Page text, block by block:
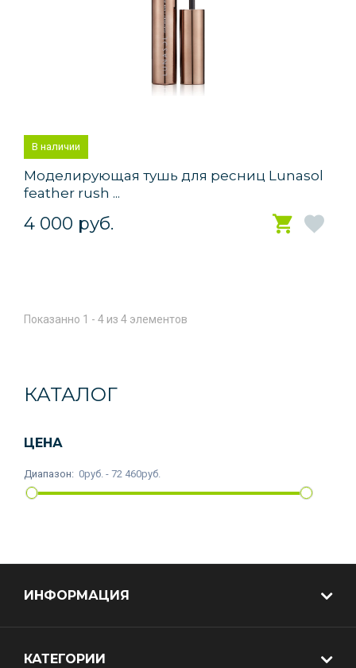
В наличии
Моделирующая тушь для ресниц Lunasol
feather rush ...
4 000 руб.
Показанно 1 - 4 из 4 элементов
КАТАЛОГ
ЦЕНА
Диапазон: 0руб. - 72 460руб.
ИНФОРМАЦИЯ
КАТЕГОРИИ